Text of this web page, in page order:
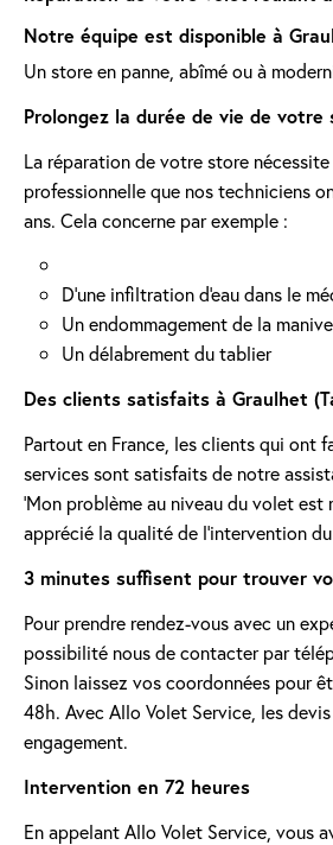
Notre équipe est disponible à
Un store en panne, abîmé ou à
Prolongez la durée de vie de votre
La réparation de votre store
professionnelle que nos techniciens
ans. Cela concerne par exemple :
D'une infiltration d'eau dans le
Un endommagement de la
Un délabrement du tablier
Des clients satisfaits à Graulhet
Partout en France, les clients qui ont
services sont satisfaits de notre
'Mon problème au niveau du volet est
apprécié la qualité de l’intervention
3 minutes suffisent pour trouver
Pour prendre rendez-vous avec un
possibilité nous de contacter par
Sinon laissez vos coordonnées pour
48h. Avec Allo Volet Service, les
engagement.
Intervention en 72 heures
En appelant Allo Volet Service, vous